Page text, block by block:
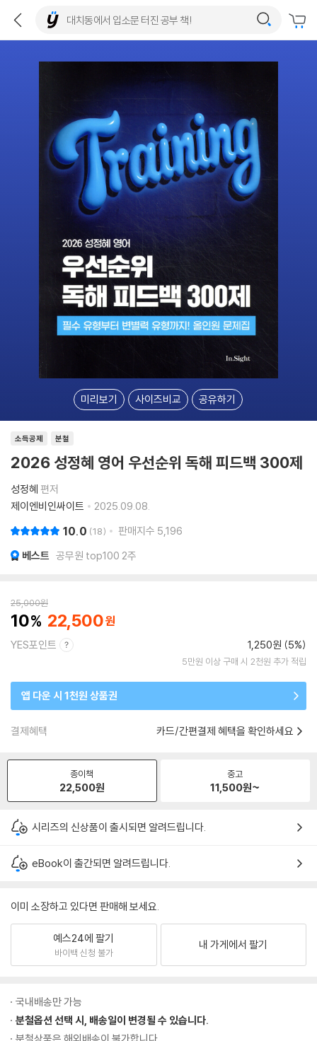
미리보기 사이즈비교 공유하기
소득공제 분철
2026 성정혜 영어 우선순위 독해 피드백 300제
성정혜 편저
제이엔비인싸이트
2025.09.08.
10.0 18 판매지수 5,196
베스트 공무원 top100 2주
25,000원
10 22,500
YES포인트 1,250원 (5%)
5만원 이상 구매 시 2천원 추가 적립
앱 다운 시 1천원 상품권
결제혜택 카드/간편결제 혜택을 확인하세요
종이책
22,500원
중고
11,500원~
시리즈의 신상품이 출시되면 알려드립니다.
eBook이 출간되면 알려드립니다.
이미 소장하고 있다면 판매해 보세요.
예스24에 팔기
바이백 신청 불가
내 가게에서 팔기
국내배송만 가능
분철옵션 선택 시, 배송일이 변경될 수 있습니다.